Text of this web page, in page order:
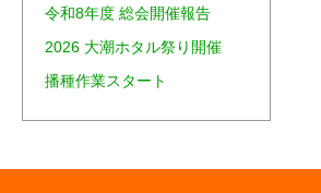
令和8年度 総会開催報告
2026 大潮ホタル祭り開催
播種作業スタート